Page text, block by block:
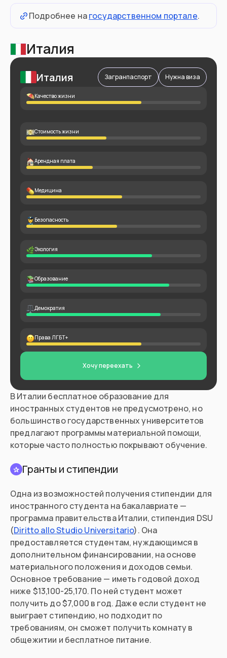
Подробнее нагосударственном портале.
Италия
Италия Загранпаспорт Нужна виза
Качество жизни
Стоимость жизни
Арендная плата
Медицина
Безопасность
Экология
Образование
Демократия
Права ЛГБТ+
Хочу переехать
В Италии бесплатное образование для
иностранных студентов не предусмотрено, но
большинство государственных университетов
предлагают программы материальной помощи,
которые часто полностью покрывают обучение.
✰ Гранты и стипендии
Одна из возможностей получения стипендии для
иностранного студента на бакалавриате —
программа правительства Италии, стипендия DSU
(Diritto allo Studio Universitario). Она
предоставляется студентам, нуждающимся в
дополнительном финансировании, на основе
материального положения и доходов семьи.
Основное требование — иметь годовой доход
ниже $13,100-25,170. По ней студент может
получить до $7,000 в год. Даже если студент не
выиграет стипендию, но подходит по
требованиям, он сможет получить комнату в
общежитии и бесплатное питание.